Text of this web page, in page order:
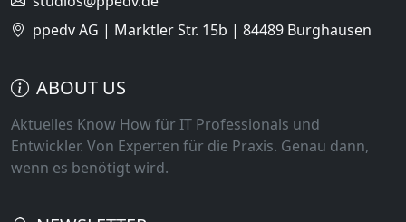
ppedv AG | Marktler Str. 15b | 84489 Burghausen
ABOUT US
Aktuelles Know How für IT Professionals und
Entwickler. Von Experten für die Praxis. Genau dann,
wenn es benötigt wird.